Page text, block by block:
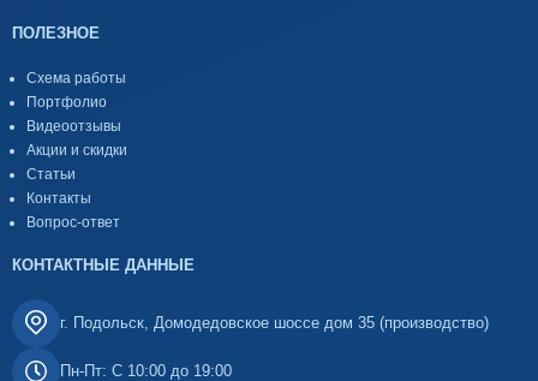
ПОЛЕЗНОЕ
Схема работы
Портфолио
Видеоотзывы
Акции и скидки
Статьи
Контакты
Вопрос-ответ
КОНТАКТНЫЕ ДАННЫЕ
г. Подольск, Домодедовское шоссе дом 35 (производство)
Пн-Пт: С 10:00 до 19:00